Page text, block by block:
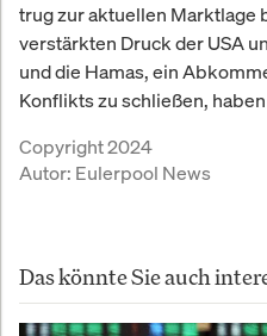
trug zur aktuellen Marktlage
verstärkten Druck der USA
und die Hamas, ein
Konflikts zu schließen,
Copyright 2024
Autor: Eulerpool News
Das könnte Sie auch